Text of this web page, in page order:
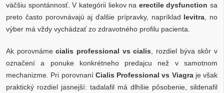
väčšiu spontánnosť. V kategórii liekov na erectile dysfunction sa
preto často porovnávajú aj ďalšie prípravky, napríklad levitra , no
výber má vždy vychádzať zo zdravotného profilu pacienta.
Ak porovnámecialis professional vs cialis , rozdiel býva skôr v
označení a ponuke konkrétneho predajcu než v samotnom
mechanizme. Pri porovnaní Cialis Professional vs Viagraje však
praktický rozdiel jasnejší: tadalafil má dlhšie pôsobenie, sildenafil